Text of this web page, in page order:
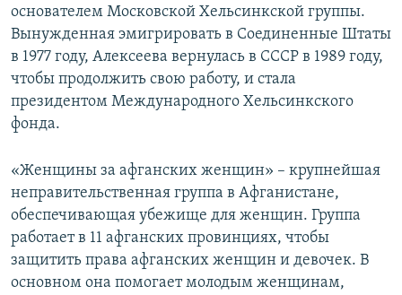
основателем Московской Хельсинкской группы.
Вынужденная эмигрировать в Соединенные Штаты
в 1977 году, Алексеева вернулась в СССР в 1989 году,
чтобы продолжить свою работу, и стала
президентом Международного Хельсинкского
фонда.
«Женщины за афганских женщин» – крупнейшая
неправительственная группа в Афганистане,
обеспечивающая убежище для женщин. Группа
работает в 11 афганских провинциях, чтобы
защитить права афганских женщин и девочек. В
основном она помогает молодым женщинам,